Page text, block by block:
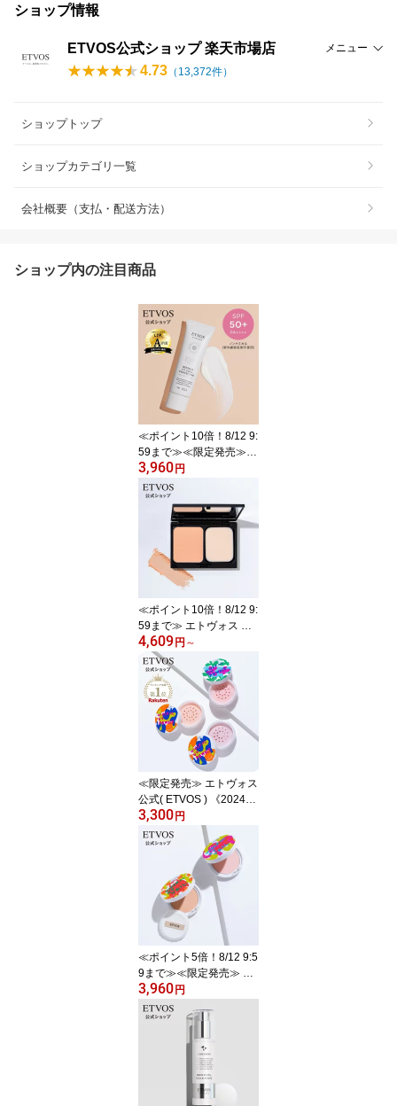
ショップ情報
ETVOS公式ショップ 楽天市場店 メニュー
4.73 （ 13,372件）
ショップトップ
ショップカテゴリ一覧
会社概要（支払・配送方法）
ショップ内の注目商品
≪ポイント10倍！8/12 9:
59まで≫≪限定発売≫
エトヴォス 公式( ETVOS
) 日焼け止め 美容液 化粧
下地 下地 UV 紫外線 保
湿 敏感肌 スキンケア 石
けんオフ 毛穴 くすみ UV
下地 「 ミネラルUVアク
アプロテクター 」SPF50
+ PA++++ 個数限定 【30
日間返品保証】
3,960 円
≪ポイント10倍！8/12 9:
59まで≫ エトヴォス 公
式( ETVOS ) ファンデー
ション パウダー プレス
トパウダー UV 日焼け止
め ファンデ セミマット
ノンケミカル 敏感肌 紫
外線 UVカット 「 タイム
レスフォギーミネラルフ
ァンデーション 」 SPF5
0+ PA++++ 【30日間返
品保証】
4,609 円 ～
≪限定発売≫ エトヴォス
公式( ETVOS ) 《2024年
版》 「 ミネラルUVパウ
ダー 」 SPF50 PA++++
個数限定 【30日間返品
保証】 フェイスパウダー
UV 日焼け止め パウダー
紫外線カット セラミド
石けんオフ
3,300 円
≪ポイント5倍！8/12 9:5
9まで≫≪限定発売≫ エ
トヴォス 公式( ETVOS )
フェイスパウダー プレス
トタイプ UV UVカット
日焼け止め 《2024年
版》 「ミネラルUVベー
ル」 SPF45 PA+++ 個数
限定 【30日間返品保
3,960 円